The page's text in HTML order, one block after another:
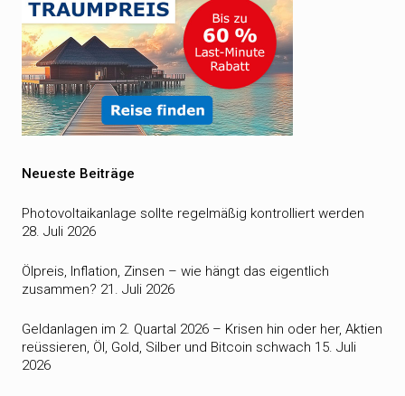
Neueste Beiträge
Photovoltaikanlage sollte regelmäßig kontrolliert werden
28. Juli 2026
Ölpreis, Inflation, Zinsen – wie hängt das eigentlich
zusammen? 21. Juli 2026
Geldanlagen im 2. Quartal 2026 – Krisen hin oder her, Aktien
reüssieren, Öl, Gold, Silber und Bitcoin schwach 15. Juli
2026